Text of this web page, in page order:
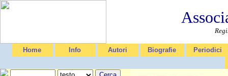
Home Info Autori Biografie Periodici